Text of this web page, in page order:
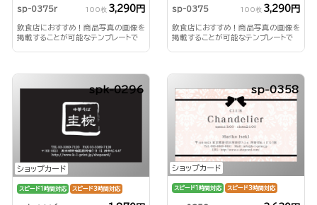
sp-0375r 100枚 3,290円
飲食店におすすめ！商品写真の画像を
掲載することが可能なテンプレートで
sp-0375 100枚 3,290円
飲食店におすすめ！商品写真の画像を
掲載することが可能なテンプレートで
ショップカード
spk-0296
スピード1時間対応 スピード3時間対応
ショップカード
sp-0358
スピード1時間対応 スピード3時間対応